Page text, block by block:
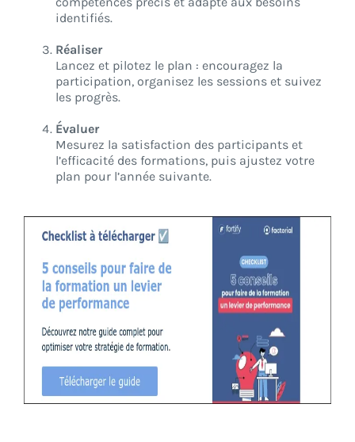
identifiés.
Réaliser
Lancez et pilotez le plan : encouragez la
participation, organisez les sessions et suivez
les progrès.
Évaluer
Mesurez la satisfaction des participants et
l’efficacité des formations, puis ajustez votre
plan pour l’année suivante.